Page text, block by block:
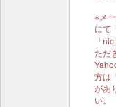
※メ
にて
「
ただ
方は
があ
い。